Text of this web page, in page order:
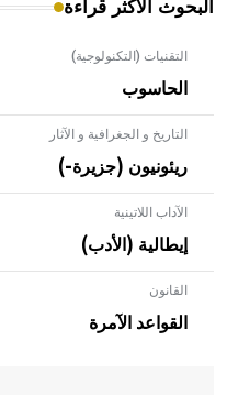
البحوث الأكثر قراءة
التقنيات (التكنولوجية)
الحاسوب
التاريخ و الجغرافية و الآثار
ريئونيون (جزيرة-)
الآداب اللاتينية
إيطالية (الأدب)
القانون
القواعد الآمرة
- هل تعلم أن الأبلق نوع
بالعمارة الإسلامية في
المعمار على بناء مداميكه